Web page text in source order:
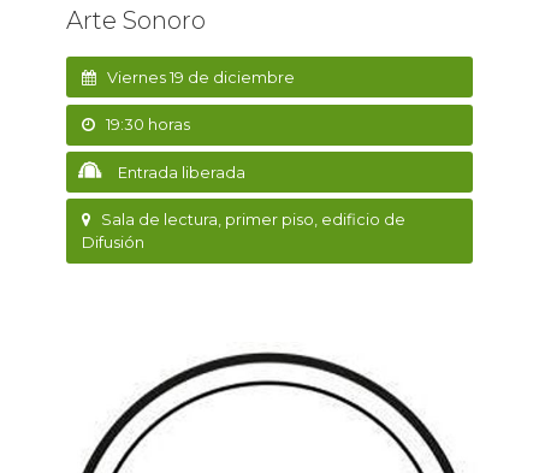
Arte Sonoro
Viernes 19 de diciembre
19:30 horas
Entrada liberada
Sala de lectura, primer piso, edificio de
Difusión